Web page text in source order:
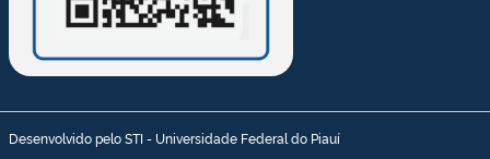
Desenvolvido pelo STI - Universidade Federal do Piauí